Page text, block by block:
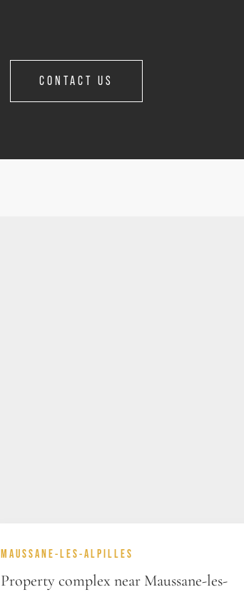
CONTACT US
MAUSSANE-LES-ALPILLES
Property complex near Maussane-les-